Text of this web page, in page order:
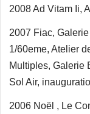
2008 Ad Vitam Ii,
2007 Fiac,
1/60eme, Atelier
Multiples, Galerie
Sol Air,
2006 Noël , Le